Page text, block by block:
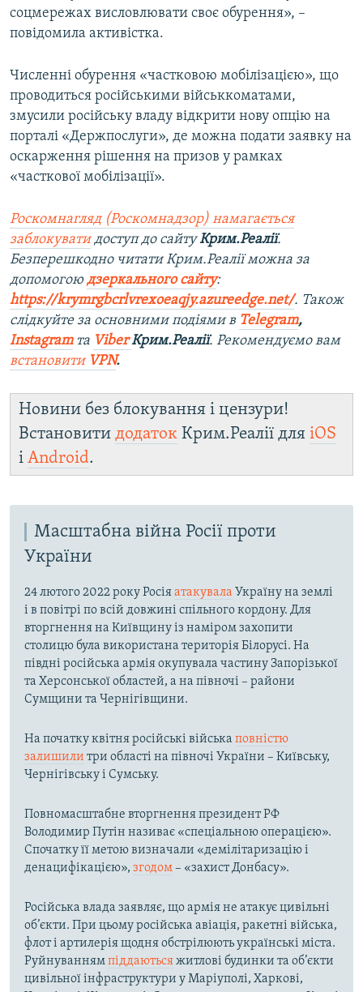
соцмережах висловлювати своє обурення», –
повідомила активістка.
Численні обурення «частковою мобілізацією», що
проводиться російськими військкоматами,
змусили російську владу відкрити нову опцію на
порталі «Держпослуги», де можна подати заявку на
оскарження рішення на призов у рамках
«часткової мобілізації».
Роскомнагляд (Роскомнадзор) намагається
заблокуватидоступ до сайтуКрим.Реалії.
Безперешкодно читати Крим.Реалії можна за
допомогою дзеркального сайту:
https://krymrgbcrlvrexoeaqjy.azureedge.net/. Також
слідкуйте за основними подіями в Telegram,
Instagramта ViberКрим.Реалії. Рекомендуємо вам
встановити VPN.
Новини без блокування і цензури!
Встановити додаток Крим.Реалії для iOS
і Android.
Масштабна війна Росії проти
України
24 лютого 2022 року Росіяатакувала Україну на землі
і в повітрі по всій довжині спільного кордону. Для
вторгнення на Київщину із наміром захопити
столицю була використана територія Білорусі. На
півдні російська армія окупувала частину Запорізької
та Херсонської областей, а на півночі – райони
Сумщини та Чернігівщини.
На початку квітня російські війська повністю
залишили три області на півночі України – Київську,
Чернігівську і Сумську.
Повномасштабне вторгнення президент РФ
Володимир Путін називає «спеціальною операцією».
Спочатку її метою визначали «демілітаризацію і
денацифікацією», згодом– «захист Донбасу».
Російська влада заявляє, що армія не атакує цивільні
об’єкти. При цьому російська авіація, ракетні війська,
флот і артилерія щодня обстрілюють українські міста.
Руйнуваннямпіддаютьсяжитлові будинки та об’єкти
цивільної інфраструктури у Маріуполі, Харкові,